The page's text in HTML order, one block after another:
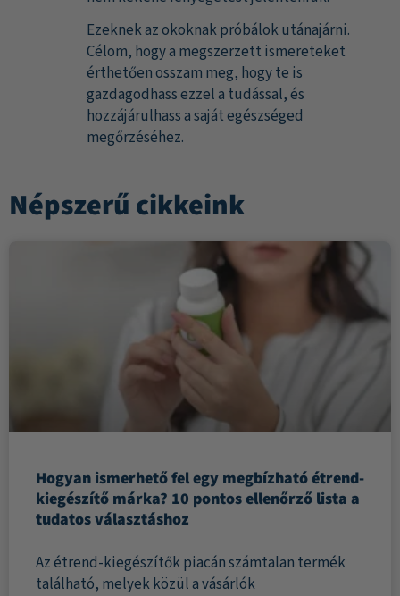
Ezeknek az okoknak próbálok utánajárni.
Célom, hogy a megszerzett ismereteket
érthetően osszam meg, hogy te is
gazdagodhass ezzel a tudással, és
hozzájárulhass a saját egészséged
megőrzéséhez.
Népszerű cikkeink
Hogyan ismerhető fel egy megbízható étrend-
kiegészítő márka? 10 pontos ellenőrző lista a
tudatos választáshoz
Az étrend-kiegészítők piacán számtalan termék
található, melyek közül a vásárlók